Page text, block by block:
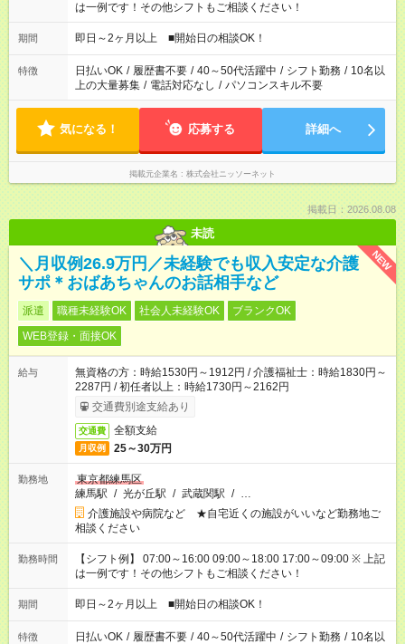
は一例です！その他シフトもご相談ください！
期間 即日～2ヶ月以上 ■開始日の相談OK！
特徴 日払いOK / 履歴書不要 / 40～50代活躍中 / シフト勤務 / 10名以
上の大量募集 / 電話対応なし / パソコンスキル不要
気になる！ 応募する 詳細へ
掲載元企業名 株式会社ニッソーネット
掲載日：2026.08.08
未読
NEW
＼月収例26.9万円／未経験でも収入安定な介護
サポ＊おばあちゃんのお話相手など
派遣 職種未経験OK 社会人未経験OK
ブランクOK
WEB登録・面接OK
給与
無資格の方：時給1530円～1912円 / 介護福祉士：時給1830円～
2287円 / 初任者以上：時給1730円～2162円
交通費別途支給あり
交通費 全額支給
月収例 25～30万円
勤務地
東京都練馬区
練馬駅 / 光が丘駅 / 武蔵関駅 / …
介護施設や病院など ★自宅近くの施設がいいなど勤務地ご
相談ください
勤務時間
【シフト例】 07:00～16:00 09:00～18:00 17:00～09:00 ※ 上記
は一例です！その他シフトもご相談ください！
期間 即日～2ヶ月以上 ■開始日の相談OK！
特徴 日払いOK / 履歴書不要 / 40～50代活躍中 / シフト勤務 / 10名以